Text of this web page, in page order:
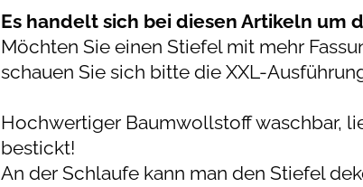
Es handelt sich bei diesen Artikeln um
Möchten Sie einen Stiefel mit mehr
schauen Sie sich bitte die XXL-
Hochwertiger Baumwollstoff waschbar,
bestickt!
An der Schlaufe kann man den Stiefel